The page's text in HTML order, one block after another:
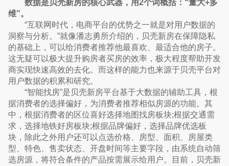
数据是贝壳新房的核心武器，用2个词概括：“量大+多
维”。
“互联网时代，电商平台的优势之一就是对用户数据的
洞察与分析。”就像潘志勇所介绍的，贝壳新房在保障隐私
的基础上，可以给消费者推荐他最喜欢、最适合他的房子。
这无疑可以极大提升购房者买房的效率，极大程度帮助开发
商实现快速高效的去化。而这样的能力也来源于贝壳平台对
用户数据的积累和研究。
“智能找房”是贝壳新房平台基于大数据的辅助工具，根
据消费者的选择偏好，为消费者推荐相似房源的功能。其
中，根据消费者的区位喜好选择地图找房板块;根据交通需
求，选择地铁好房板块;根据品牌偏好，选择品牌优选板
块，除此之外用户还可以点选价格、房型、面积、房屋类
型、特色、售卖状态、开盘时间等主要字段，由系统自动筛
选房源，将符合条件的产品按需展示给用户。目前，贝壳新